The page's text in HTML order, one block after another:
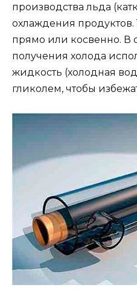
производства льда
охлаждения продуктов.
прямо или косвенно. В
получения холода
жидкость (холодная
гликолем, чтобы